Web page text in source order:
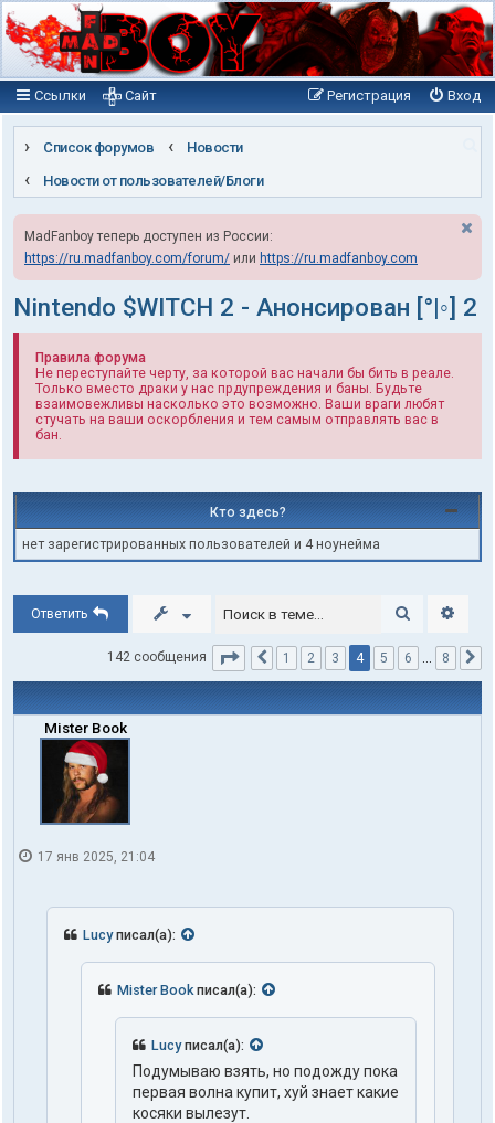
Ссылки Вход
Регистрация
Сайт
Список форумов
Новости
Новости от пользователей/Блоги
MadFanboy теперь доступен из России:
https://ru.madfanboy.com/forum/ или https://ru.madfanboy.com
Nintendo $WITCH 2 - Анонсирован [°|◦] 2
Правила форума
Не переступайте черту, за которой вас начали бы бить в реале.
Только вместо драки у нас прдупреждения и баны. Будьте
взаимовежливы насколько это возможно. Ваши враги любят
стучать на ваши оскорбления и тем самым отправлять вас в
бан.
Кто здесь?
нет зарегистрированных пользователей и 4 ноунейма
Ответить Поиск
142 сообщения Страница 4из 8
Пред.
1 2 3 4 5 6 … 8
Mister Book
17 янв 2025, 21:04
Lucyписал(а):
Mister Book писал(а):
Lucyписал(а):
Подумываю взять, но подожду пока
первая волна купит, хуй знает какие
косяки вылезут.